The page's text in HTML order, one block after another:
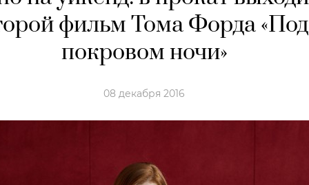
фильм Тома Форда «Под
покровом ночи»
08 декабря 2016